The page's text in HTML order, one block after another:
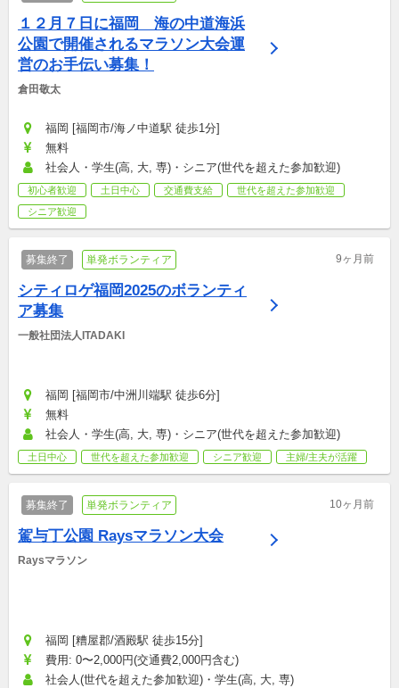
１２月７日に福岡　海の中道海浜
公園で開催されるマラソン大会運
営のお手伝い募集！
倉田敬太
福岡 [福岡市/海ノ中道駅 徒歩1分]
無料
社会人・学生(高, 大, 専)・シニア(世代を超えた参加歓迎)
初心者歓迎 土日中心 交通費支給
世代を超えた参加歓迎
シニア歓迎
募集終了 単発ボランティア 9ヶ月前
シティロゲ福岡2025のボランティ
ア募集
一般社団法人ITADAKI
福岡 [福岡市/中洲川端駅 徒歩6分]
無料
社会人・学生(高, 大, 専)・シニア(世代を超えた参加歓迎)
土日中心 世代を超えた参加歓迎 シニア歓迎 主婦/主夫が活躍
募集終了 単発ボランティア 10ヶ月前
駕与丁公園 Raysマラソン大会
Raysマラソン
福岡 [糟屋郡/酒殿駅 徒歩15分]
費用: 0〜2,000円(交通費2,000円含む)
社会人(世代を超えた参加歓迎)・学生(高, 大, 専)